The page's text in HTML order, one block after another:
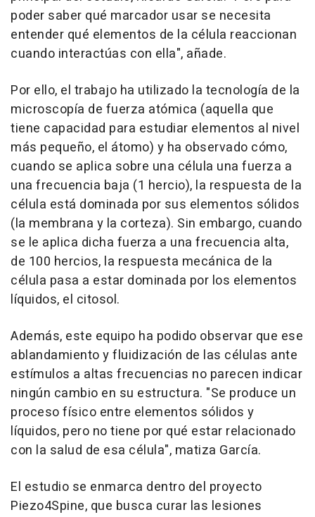
poder saber qué marcador usar se necesita
entender qué elementos de la célula reaccionan
cuando interactúas con ella", añade.
Por ello, el trabajo ha utilizado la tecnología de la
microscopía de fuerza atómica (aquella que
tiene capacidad para estudiar elementos al nivel
más pequeño, el átomo) y ha observado cómo,
cuando se aplica sobre una célula una fuerza a
una frecuencia baja (1 hercio), la respuesta de la
célula está dominada por sus elementos sólidos
(la membrana y la corteza). Sin embargo, cuando
se le aplica dicha fuerza a una frecuencia alta,
de 100 hercios, la respuesta mecánica de la
célula pasa a estar dominada por los elementos
líquidos, el citosol.
Además, este equipo ha podido observar que ese
ablandamiento y fluidización de las células ante
estímulos a altas frecuencias no parecen indicar
ningún cambio en su estructura. "Se produce un
proceso físico entre elementos sólidos y
líquidos, pero no tiene por qué estar relacionado
con la salud de esa célula", matiza García.
El estudio se enmarca dentro del proyecto
Piezo4Spine, que busca curar las lesiones